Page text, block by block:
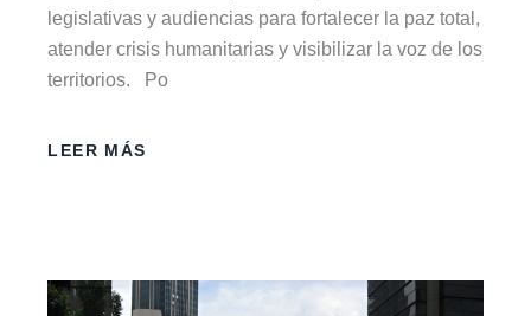
legislativas y audiencias para fortalecer la paz total,
atender crisis humanitarias y visibilizar la voz de los
territorios. Po
LEER MÁS